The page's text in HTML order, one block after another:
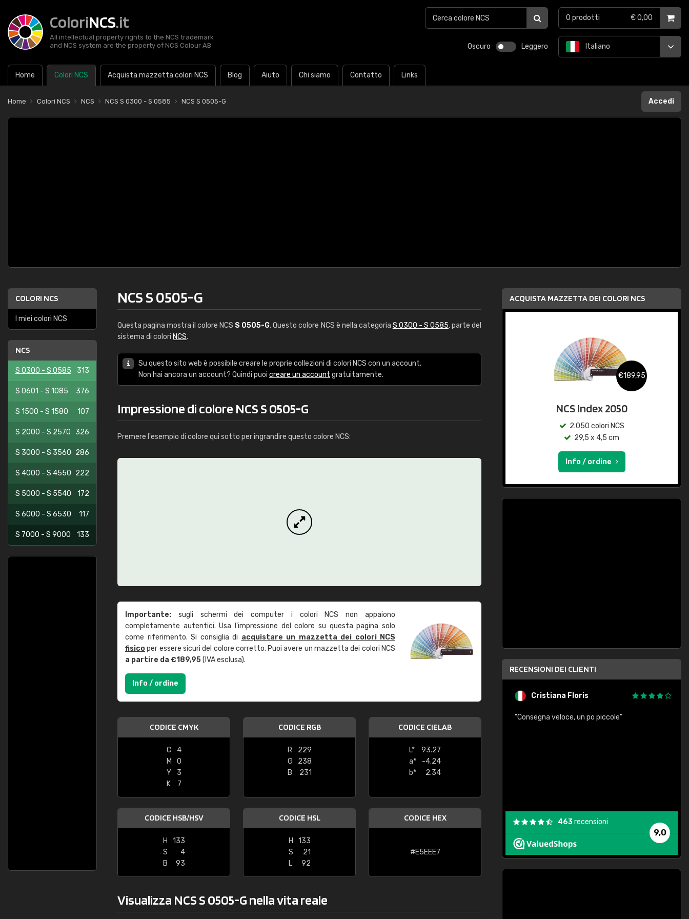
ColoriNCS.it
All intellectual property rights to the NCS trademark
and NCS system are the property of NCS Colour AB
Oscuro Leggero
Home Colori NCS Acquista mazzetta colori NCS Blog Aiuto Chi siamo Contatto Links
Italiano
0 prodotti € 0,00
Home Colori NCS NCS NCS S 0300 - S 0585 NCS S 0505-G Accedi
COLORI NCS
I miei colori NCS
NCS
S 0300 - S 0585 313
S 0601 - S 1085 376
S 1500 - S 1580 107
S 2000 - S 2570 326
S 3000 - S 3560 286
S 4000 - S 4550 222
S 5000 - S 5540 172
S 6000 - S 6530 117
S 7000 - S 9000 133
NCS S 0505-G
Questa pagina mostra il colore NCS S 0505-G. Questo colore NCS è nella categoria S 0300 - S 0585, parte del
sistema di colori NCS.
Su questo sito web è possibile creare le proprie collezioni di colori NCS con un account.
Non hai ancora un account? Quindi puoi creare un account gratuitamente.
Impressione di colore NCS S 0505-G
Premere l'esempio di colore qui sotto per ingrandire questo colore NCS:
Importante: sugli schermi dei computer i colori NCS non appaiono
completamente autentici. Usa l'impressione del colore su questa pagina solo
come riferimento. Si consiglia di acquistare un mazzetta dei colori NCS
fisicoper essere sicuri del colore corretto. Puoi avere un mazzetta dei colori NCS
a partire da €189,95(IVA esclusa).
Info / ordine
CODICE CMYK
C
4
M
0
Y
3
K
7
CODICE RGB
R
229
G
238
B
231
CODICE CIELAB
L*
93.27
a*
-4.24
b*
2.34
CODICE HSB/HSV
H
133
S
4
B
93
CODICE HSL
H
133
S
21
L
92
CODICE HEX
#E5EEE7
Visualizza NCS S 0505-G nella vita reale
ACQUISTA MAZZETTA DEI COLORI NCS
€189,95
NCS Index 2050
2.050 colori NCS
29,5 x 4,5 cm
Info / ordine
RECENSIONI DEI CLIENTI
"buon servizio"
Cristiana Floris
"Consegna veloce, un po piccole"
9,0
463recensioni